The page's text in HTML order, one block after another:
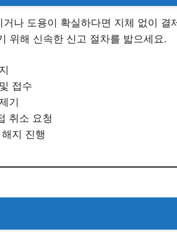
나 도용이 확실하다면 지체 없이 결
위해 신속한 신고 절차를 밟으세요.
접수
기
취소 요청
지 진행